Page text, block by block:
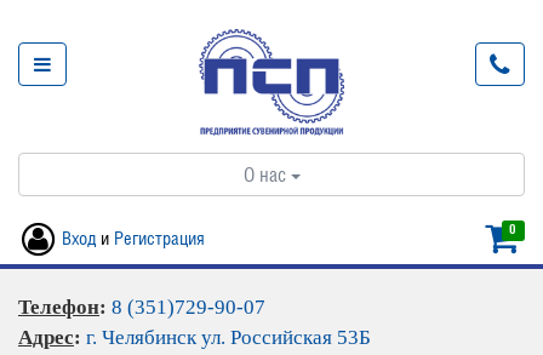
О нас
0
Вход и Регистрация
Телефон: 8 (351)729-90-07
Адрес: г. Челябинск ул. Российская 53Б